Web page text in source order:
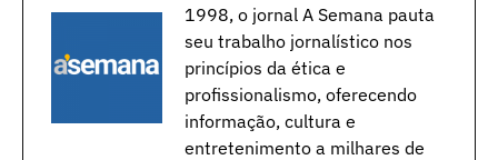
1998, o jornal A Semana pauta
seu trabalho jornalístico nos
princípios da ética e
profissionalismo, oferecendo
informação, cultura e
entretenimento a milhares de